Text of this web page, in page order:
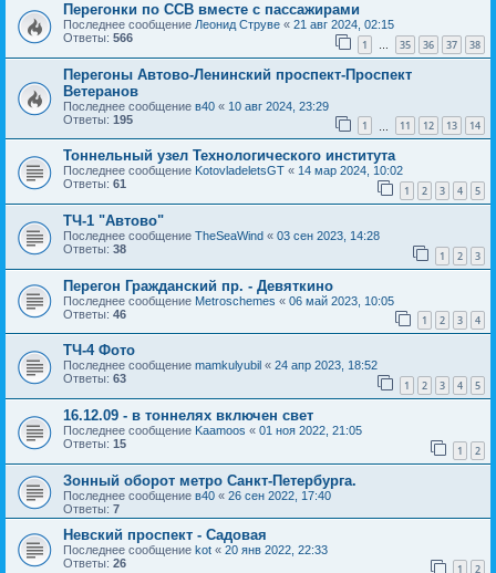
Перегонки по ССВ вместе с пассажирами
Последнее сообщение Леонид Струве « 21 авг 2024, 02:15
Ответы: 566 1 … 35 36 37 38
Перегоны Автово-Ленинский проспект-Проспект
Ветеранов
Последнее сообщение в40 « 10 авг 2024, 23:29
Ответы: 195 1 11 12 13 14
Тоннельный узел Технологического института
Последнее сообщение KotovladeletsGT « 14 мар 2024, 10:02
Ответы: 61 1 2 3 4 5
ТЧ-1 "Автово"
Последнее сообщение TheSeaWind « 03 сен 2023, 14:28
Ответы: 38 1 2 3
Перегон Гражданский пр. - Девяткино
Последнее сообщение Metroschemes « 06 май 2023, 10:05
Ответы: 46 1 2 3 4
ТЧ-4 Фото
Последнее сообщение mamkulyubil « 24 апр 2023, 18:52
Ответы: 63 1 2 3 4 5
16.12.09 - в тоннелях включен свет
Последнее сообщение Kaamoos « 01 ноя 2022, 21:05
Ответы: 15 1 2
Зонный оборот метро Санкт-Петербурга.
Последнее сообщение в40 « 26 сен 2022, 17:40
Ответы: 7
Невский проспект - Садовая
Последнее сообщение kot « 20 янв 2022, 22:33
Ответы: 26 1 2